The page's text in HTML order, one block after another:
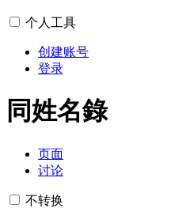
个人工具
创建账号
登录
同姓名錄
页面
讨论
不转换